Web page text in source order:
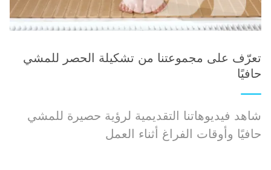
تعرّف على مجموعتنا من تشكيلة الحصر للمشي
حافيًا
شاهد فيديوهاتنا التقديمية لرؤية حصيرة للمشي
حافيًا وأوقات الفراغ أثناء العمل